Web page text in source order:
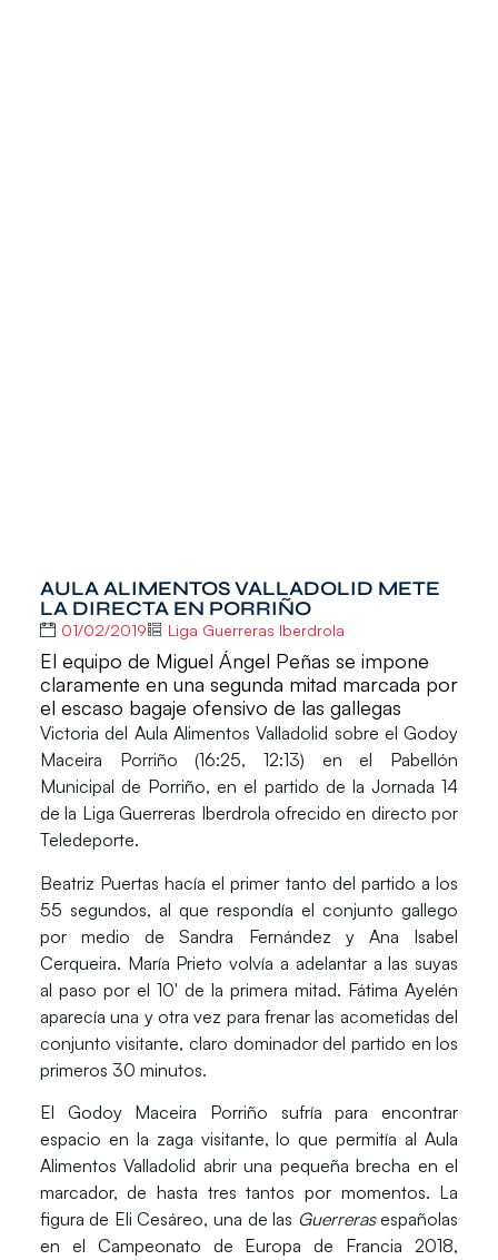
AULA ALIMENTOS VALLADOLID METE
LA DIRECTA EN PORRIÑO
01/02/2019 Liga Guerreras Iberdrola
El equipo de Miguel Ángel Peñas se impone
claramente en una segunda mitad marcada por
el escaso bagaje ofensivo de las gallegas
Victoria del Aula Alimentos Valladolid sobre elGodoy
Maceira Porriño (16:25, 12:13) en el Pabellón
Municipal de Porriño, en el partido de la Jornada 14
de la Liga Guerreras Iberdrola ofrecido en directo por
Teledeporte.
Beatriz Puertas hacía el primer tanto del partido a los
55 segundos, al que respondía el conjunto gallego
por medio deSandra Fernández y Ana Isabel
Cerqueira. María Prieto volvía a adelantar a las suyas
al paso por el 10′ de la primera mitad. Fátima Ayelén
aparecía una y otra vez para frenar las acometidas del
conjunto visitante, claro dominador del partido en los
primeros 30 minutos.
El Godoy Maceira Porriño sufría para encontrar
espacio en la zaga visitante, lo que permitía al Aula
Alimentos Valladolid abrir una pequeña brecha en el
marcador, de hasta tres tantos por momentos. La
figura de Eli Cesáreo, una de las Guerrerasespañolas
en el Campeonato de Europa de Francia 2018,